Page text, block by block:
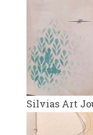
Silvias Art